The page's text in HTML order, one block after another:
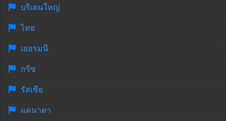
บริเตนใหญ่
ไทย
เยอรมนี
กรีซ
รัสเซีย
แคนาดา